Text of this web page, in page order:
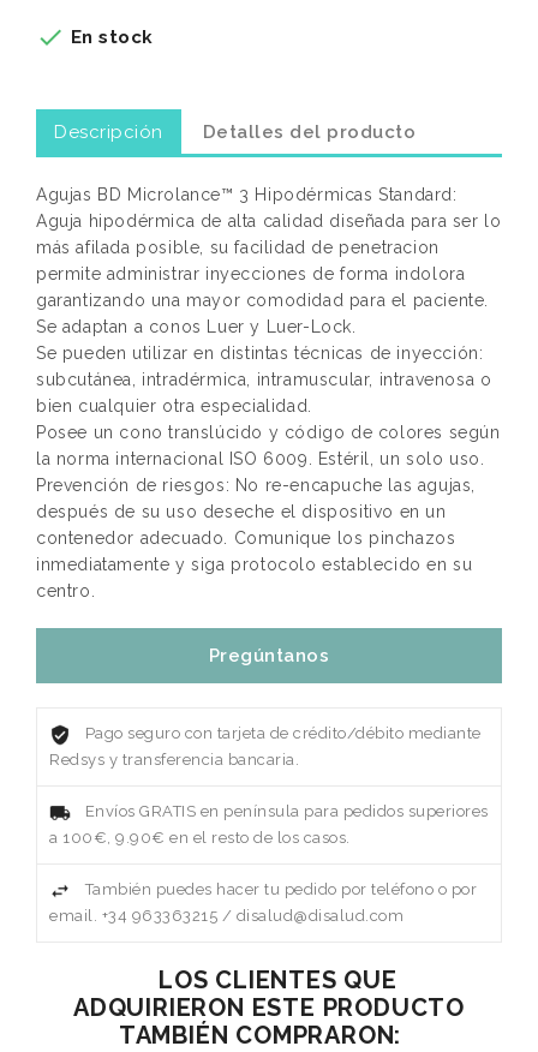
 En stock
Descripción Detalles del producto
Agujas BD Microlance™ 3 Hipodérmicas Standard:
Aguja hipodérmica de alta calidad diseñada para ser lo
más afilada posible, su facilidad de penetracion
permite administrar inyecciones de forma indolora
garantizando una mayor comodidad para el paciente.
Se adaptan a conos Luer y Luer-Lock.
Se pueden utilizar en distintas técnicas de inyección:
subcutánea, intradérmica, intramuscular, intravenosa o
bien cualquier otra especialidad.
Posee un cono translúcido y código de colores según
la norma internacional ISO 6009. Estéril, un solo uso.
Prevención de riesgos: No re-encapuche las agujas,
después de su uso deseche el dispositivo en un
contenedor adecuado. Comunique los pinchazos
inmediatamente y siga protocolo establecido en su
centro.
Pregúntanos
Pago seguro con tarjeta de crédito/débito mediante
Redsys y transferencia bancaria.
Envíos GRATIS en península para pedidos superiores
a 100€, 9.90€ en el resto de los casos.
También puedes hacer tu pedido por teléfono o por
email. +34 963363215 / disalud@disalud.com
LOS CLIENTES QUE
ADQUIRIERON ESTE PRODUCTO
TAMBIÉN COMPRARON: